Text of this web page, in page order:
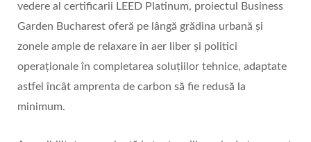
vedere al certificarii LEED Platinum, proiectul Business
Garden Bucharest oferă pe lângă grădina urbană și
zonele ample de relaxare în aer liber și politici
operaționale în completarea soluțiilor tehnice, adaptate
astfel încât amprenta de carbon să fie redusă la
minimum.